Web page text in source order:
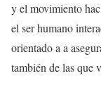
y el movimiento
el ser humano
orientado a a
también de las que